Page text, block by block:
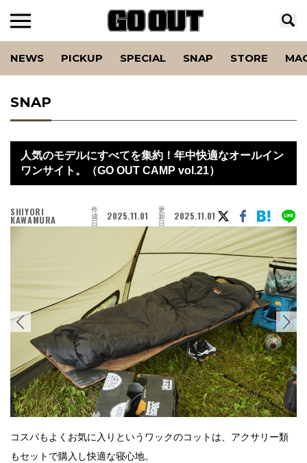
NEWS PICKUP SPECIAL SNAP STORE
SNAP
人気のモデルにすべてを集約！年中快適なオールイン
ワンサイト。（GO OUT CAMP vol.21）
SHIYORI
KAWAMURA
作
成
日
2025.11.01 更
新
日
2025.11.01
コスパもよくお気に入りというワックのコットは、アクサリー類
もセットで購入し快適な寝心地。